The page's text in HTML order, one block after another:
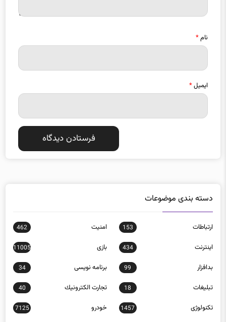
نام*
ایمیل*
دسته بندی موضوعات
ارتباطات 153 امنيت 462
اينترنت 434 بازی 11005
بدافزار 99 برنامه نويسی 34
تبلیغات 18 تجارت الكترونيك 40
تکنولوژی 1457 خودرو 7125